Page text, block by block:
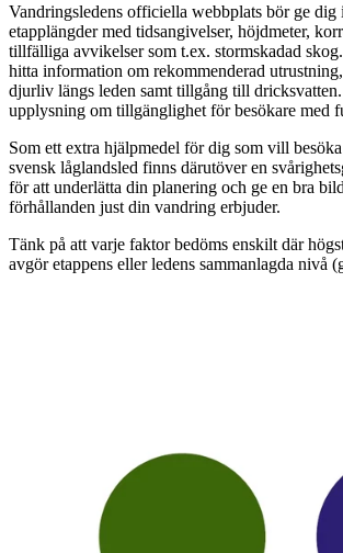
Vandringsledens officiella webbplats bör ge
etapplängder med tidsangivelser, höjdmeter,
tillfälliga avvikelser som t.ex. stormskadad
hitta information om rekommenderad
djurliv längs leden samt tillgång till
upplysning om tillgänglighet för besökare med
Som ett extra hjälpmedel för dig som vill
svensk låglandsled finns därutöver en
för att underlätta din planering och ge en bra
förhållanden just din vandring erbjuder.
Tänk på att varje faktor bedöms enskilt där
avgör etappens eller ledens sammanlagda nivå